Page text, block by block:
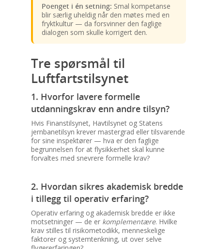
Poenget i én setning: Smal kompetanse
blir særlig uheldig når den møtes med en
fryktkultur — da forsvinner den faglige
dialogen som skulle korrigert den.
Tre spørsmål til
Luftfartstilsynet
1. Hvorfor lavere formelle
utdanningskrav enn andre tilsyn?
Hvis Finanstilsynet, Havtilsynet og Statens
jernbanetilsyn krever mastergrad eller tilsvarende
for sine inspektører — hva er den faglige
begrunnelsen for at flysikkerhet skal kunne
forvaltes med snevrere formelle krav?
2. Hvordan sikres akademisk bredde
i tillegg til operativ erfaring?
Operativ erfaring og akademisk bredde er ikke
motsetninger — de er komplementære. Hvilke
krav stilles til risikometodikk, menneskelige
faktorer og systemtenkning, ut over selve